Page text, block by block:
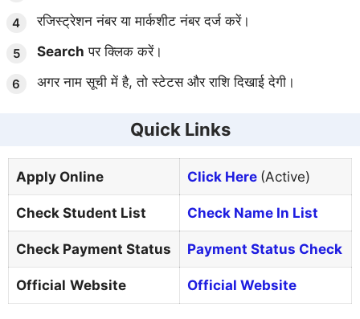
रजिस्ट्रेशन नंबर या मार्कशीट नंबर दर्ज करें।
Search पर क्लिक करें।
अगर नाम सूची में है, तो स्टेटस और राशि दिखाई देगी।
Quick Links
Apply Online Click Here (Active)
Check Student List Check Name In List
Check Payment Status Payment Status Check
Official Website Official Website